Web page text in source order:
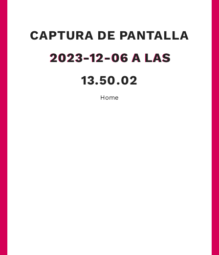
CAPTURA DE PANTALLA
2023-12-06 A LAS
13.50.02
Home